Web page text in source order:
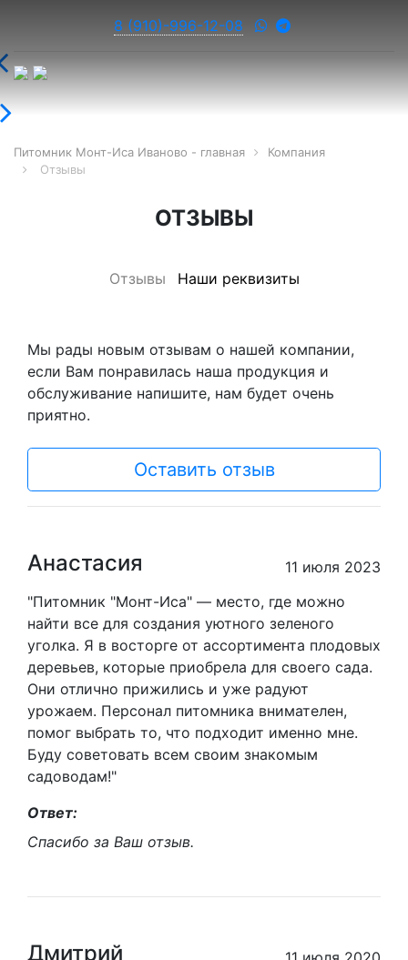
8 (910)-996-12-08
Питомник Монт-Иса Иваново - главная
Компания
Отзывы
ОТЗЫВЫ
Отзывы Наши реквизиты
Мы рады новым отзывам о нашей компании,
если Вам понравилась наша продукция и
обслуживание напишите, нам будет очень
приятно.
Оставить отзыв
Анастасия
11 июля 2023
"Питомник "Монт-Иса" — место, где можно
найти все для создания уютного зеленого
уголка. Я в восторге от ассортимента плодовых
деревьев, которые приобрела для своего сада.
Они отлично прижились и уже радуют
урожаем. Персонал питомника внимателен,
помог выбрать то, что подходит именно мне.
Буду советовать всем своим знакомым
садоводам!"
Ответ:
Спасибо за Ваш отзыв.
Дмитрий